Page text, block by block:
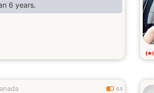
6 years.
0.3